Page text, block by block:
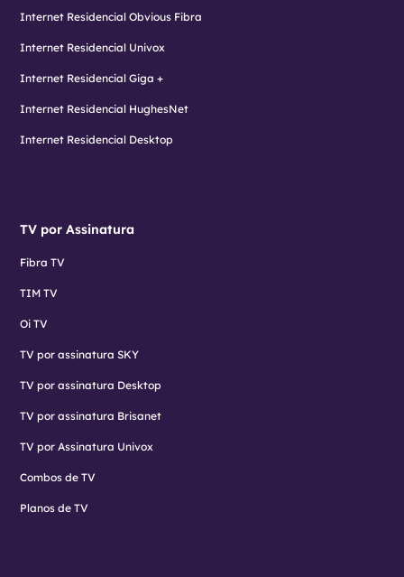
Internet Residencial Obvious Fibra
Internet Residencial Univox
Internet Residencial Giga +
Internet Residencial HughesNet
Internet Residencial Desktop
TV por Assinatura
Fibra TV
TIM TV
Oi TV
TV por assinatura SKY
TV por assinatura Desktop
TV por assinatura Brisanet
TV por Assinatura Univox
Combos de TV
Planos de TV